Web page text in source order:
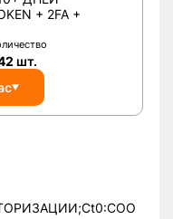
+ 2FA +
шт.